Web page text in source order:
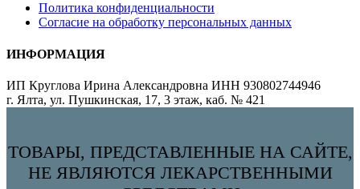
Политика конфиденциальности
Согласие на обработку персональных данных
ИНФОРМАЦИЯ
ИП Круглова Ирина Александровна ИНН 930802744946
г. Ялта, ул. Пушкинская, 17, 3 этаж, каб. № 421
ТОВАРЫ, ПРЕДСТАВЛЕННЫЕ НА САЙТЕ,
НЕ ЯВЛЯЮТСЯ ЛЕКАРСТВЕННЫМИ